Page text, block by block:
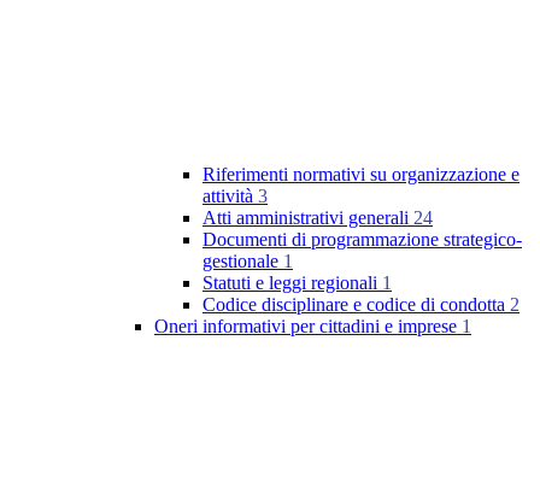
Riferimenti normativi su organizzazione e
attività 3
Atti amministrativi generali 24
Documenti di programmazione strategico-
gestionale 1
Statuti e leggi regionali 1
Codice disciplinare e codice di condotta 2
Oneri informativi per cittadini e imprese 1